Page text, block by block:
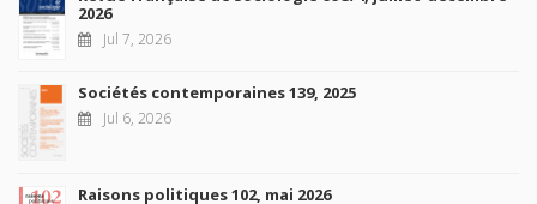
2026
Jul 7, 2026
Sociétés contemporaines 139, 2025
Jul 6, 2026
Raisons politiques 102, mai 2026